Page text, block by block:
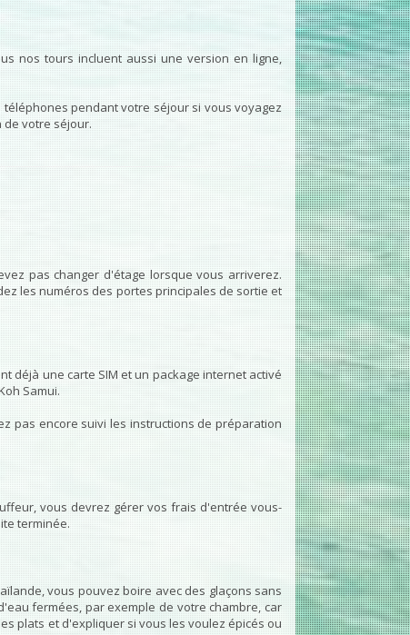
nos tours incluent aussi une version en ligne,
pendant votre séjour si vous voyagez
de votre séjour.
pas changer d'étage lorsque vous arriverez.
les numéros des portes principales de sortie et
déjà une carte SIM et un package internet activé
Samui.
pas encore suivi les instructions de préparation
vous devrez gérer vos frais d'entrée vous-
terminée.
vous pouvez boire avec des glaçons sans
fermées, par exemple de votre chambre, car
plats et d'expliquer si vous les voulez épicés ou